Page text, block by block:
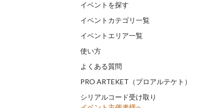
イベントを探す
イベントカテゴリ一覧
イベントエリア一覧
使い方
よくある質問
PRO ARTEKET（プロアルテケト）
シリアルコード受け取り